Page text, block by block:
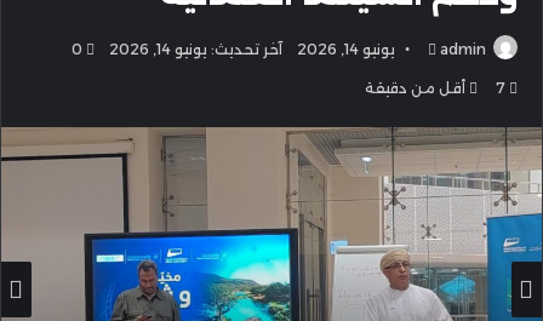
admin
أرسل يونيو 14, 2026 آخر تحديث: يونيو 14, 2026 0
7 أقل من دقيقة